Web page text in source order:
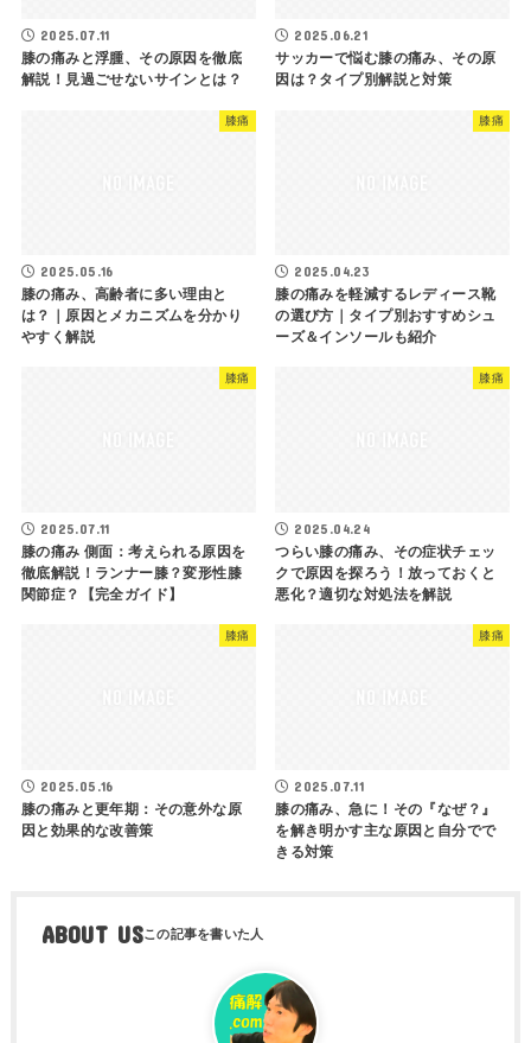
2025.07.11
膝の痛みと浮腫、その原因を徹底
解説！見過ごせないサインとは？
2025.06.21
サッカーで悩む膝の痛み、その原
因は？タイプ別解説と対策
膝痛
2025.05.16
膝の痛み、高齢者に多い理由と
は？｜原因とメカニズムを分かり
やすく解説
膝痛
2025.04.23
膝の痛みを軽減するレディース靴
の選び方｜タイプ別おすすめシュ
ーズ＆インソールも紹介
膝痛
2025.07.11
膝の痛み 側面：考えられる原因を
徹底解説！ランナー膝？変形性膝
関節症？【完全ガイド】
膝痛
2025.04.24
つらい膝の痛み、その症状チェッ
クで原因を探ろう！放っておくと
悪化？適切な対処法を解説
膝痛
2025.05.16
膝の痛みと更年期：その意外な原
因と効果的な改善策
膝痛
2025.07.11
膝の痛み、急に！その『なぜ？』
を解き明かす主な原因と自分でで
きる対策
ABOUT US